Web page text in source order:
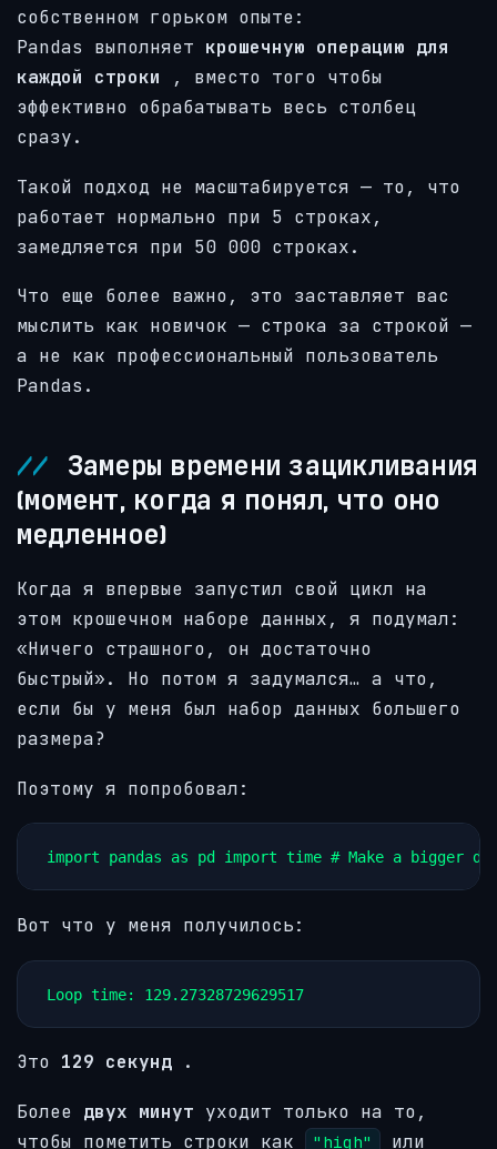
собственном горьком опыте:
Pandas выполняет крошечную операцию для
каждой строки , вместо того чтобы
эффективно обрабатывать весь столбец
сразу.
Такой подход не масштабируется — то, что
работает нормально при 5 строках,
замедляется при 50 000 строках.
Что еще более важно, это заставляет вас
мыслить как новичок — строка за строкой —
а не как профессиональный пользователь
Pandas.
Замеры времени зацикливания
(момент, когда я понял, что оно
медленное)
Когда я впервые запустил свой цикл на
этом крошечном наборе данных, я подумал:
«Ничего страшного, он достаточно
быстрый». Но потом я задумался… а что,
если бы у меня был набор данных большего
размера?
Поэтому я попробовал:
import pandas as pd import time # Make a
Вот что у меня получилось:
Loop time: 129.27328729629517
Это 129 секунд .
Более двух минут уходит только на то,
чтобы пометить строки как
"high" или